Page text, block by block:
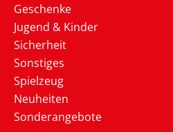
Geschenke
Jugend & Kinder
Sicherheit
Sonstiges
Spielzeug
Neuheiten
Sonderangebote